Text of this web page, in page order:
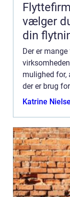
Flyttefirma
vælger
din
Der er
mulighed for,
der er brug
afskedige
Katrine